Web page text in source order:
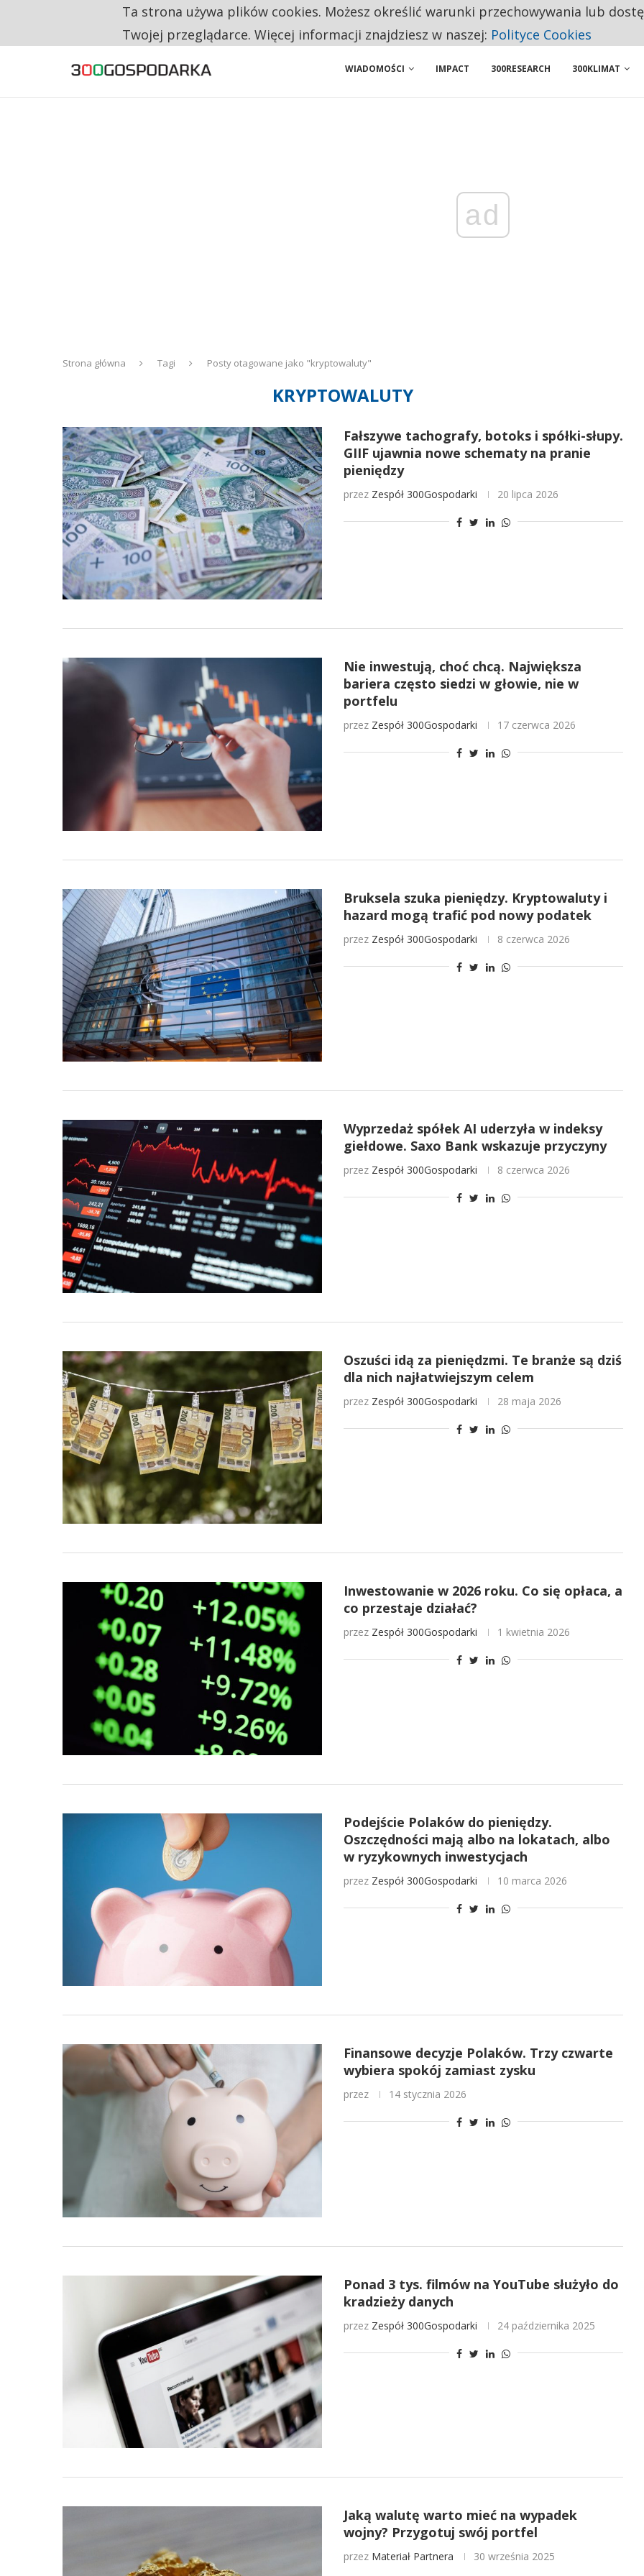
RESTRYKCJE CHIN UDERZAJĄ W EUROPEJSKI PRZEMYSŁ. NA LIŚCIE SĄ DWA PODMIOTY Z POLSKI
WIADOMOŚCI IMPACT 300RESEARCH 300KLIMAT
ad
Strona główna Tagi Posty otagowane jako "kryptowaluty"
KRYPTOWALUTY
Fałszywe tachografy, botoks i spółki-słupy.
GIIF ujawnia nowe schematy na pranie
pieniędzy
przez Zespół 300Gospodarki 20 lipca 2026
Nie inwestują, choć chcą. Największa
bariera często siedzi w głowie, nie w
portfelu
przez Zespół 300Gospodarki 17 czerwca 2026
Bruksela szuka pieniędzy. Kryptowaluty i
hazard mogą trafić pod nowy podatek
przez Zespół 300Gospodarki 8 czerwca 2026
Wyprzedaż spółek AI uderzyła w indeksy
giełdowe. Saxo Bank wskazuje przyczyny
przez Zespół 300Gospodarki 8 czerwca 2026
Oszuści idą za pieniędzmi. Te branże są dziś
dla nich najłatwiejszym celem
przez Zespół 300Gospodarki 28 maja 2026
Inwestowanie w 2026 roku. Co się opłaca, a
co przestaje działać?
przez Zespół 300Gospodarki 1 kwietnia 2026
Podejście Polaków do pieniędzy.
Oszczędności mają albo na lokatach, albo
w ryzykownych inwestycjach
przez Zespół 300Gospodarki 10 marca 2026
Finansowe decyzje Polaków. Trzy czwarte
wybiera spokój zamiast zysku
przez 14 stycznia 2026
Ponad 3 tys. filmów na YouTube służyło do
kradzieży danych
przez Zespół 300Gospodarki 24 października 2025
Jaką walutę warto mieć na wypadek
wojny? Przygotuj swój portfel
przez Materiał Partnera 30 września 2025
Ta strona używa plików cookies. Możesz określić warunki przechowywania lub
Twojej przeglądarce. Więcej informacji znajdziesz w naszej: Polityce Cookies